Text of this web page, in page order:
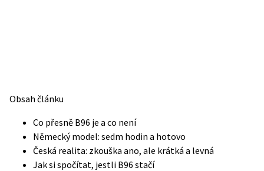
Obsah článku
Co přesně B96 je a co není
Německý model: sedm hodin a hotovo
Česká realita: zkouška ano, ale krátká a levná
Jak si spočítat, jestli B96 stačí